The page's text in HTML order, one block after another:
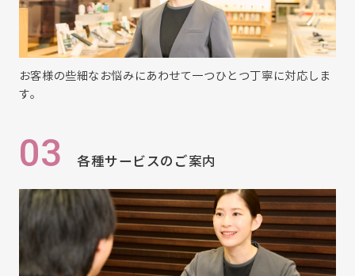
お客様の些細なお悩みにあわせて一つひとつ丁寧に対応しま
す。
03 各種サービスのご案内